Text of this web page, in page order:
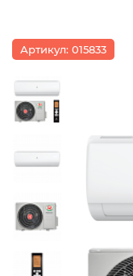
Артикул: 015833